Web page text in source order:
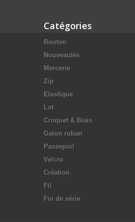
Catégories
Bouton
Nouveautés
Mercerie
Zip
Elastique
Lot
Croquet & Biais
Galon ruban
Passepoil
Velcro
Création
Fil
Fin de série